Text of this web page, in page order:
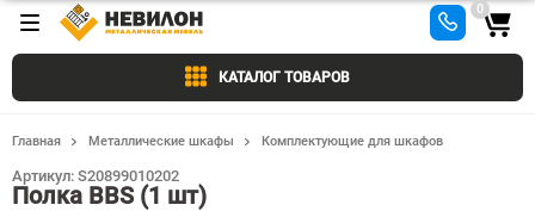
КАТАЛОГ ТОВАРОВ
0
Главная Металлические шкафы Комплектующие для шкафов
Полка BBS (1 шт)
Артикул: S20899010202